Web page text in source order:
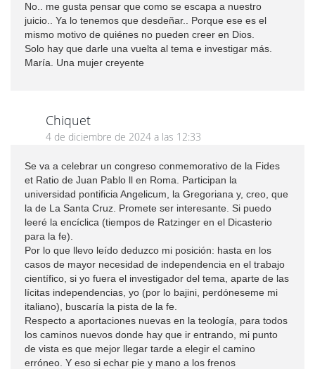
No.. me gusta pensar que como se escapa a nuestro
juicio.. Ya lo tenemos que desdeñar.. Porque ese es el
mismo motivo de quiénes no pueden creer en Dios.
Solo hay que darle una vuelta al tema e investigar más.
María. Una mujer creyente
Chiquet
4 de diciembre de 2024 a las 12:33
Se va a celebrar un congreso conmemorativo de la Fides
et Ratio de Juan Pablo ll en Roma. Participan la
universidad pontificia Angelicum, la Gregoriana y, creo, que
la de La Santa Cruz. Promete ser interesante. Si puedo
leeré la encíclica (tiempos de Ratzinger en el Dicasterio
para la fe).
Por lo que llevo leído deduzco mi posición: hasta en los
casos de mayor necesidad de independencia en el trabajo
científico, si yo fuera el investigador del tema, aparte de las
lícitas independencias, yo (por lo bajini, perdóneseme mi
italiano), buscaría la pista de la fe.
Respecto a aportaciones nuevas en la teología, para todos
los caminos nuevos donde hay que ir entrando, mi punto
de vista es que mejor llegar tarde a elegir el camino
erróneo. Y eso si echar pie y mano a los frenos